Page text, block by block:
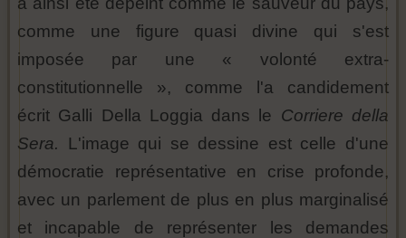
comme une figure quasi divine qui s'est
imposée par une « volonté extra-
constitutionnelle », comme l'a candidement
écrit Galli Della Loggia dans le Corriere della
Sera.
L'image qui se dessine est celle d'une
démocratie représentative en crise profonde,
avec un parlement de plus en plus marginalisé
et incapable de représenter les demandes